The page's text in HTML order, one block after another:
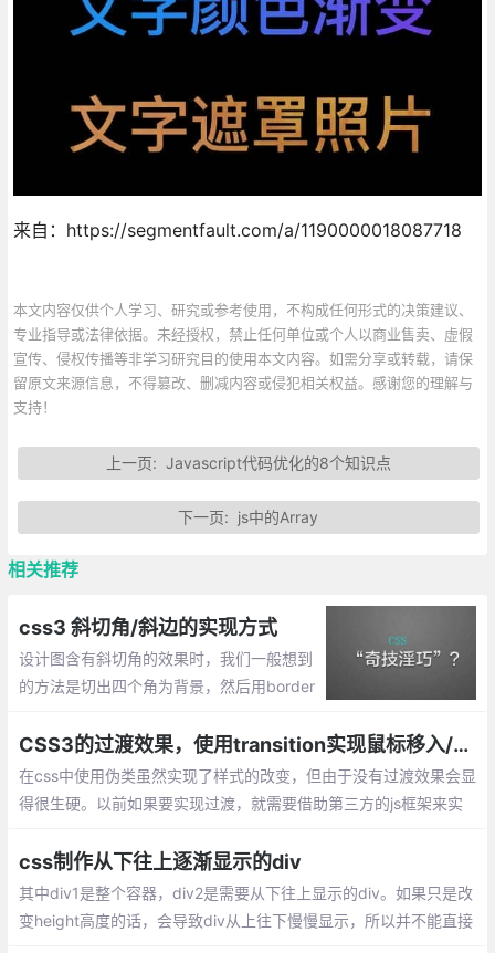
来自：https://segmentfault.com/a/1190000018087718
本文内容仅供个人学习、研究或参考使用，不构成任何形式的决策建议、
专业指导或法律依据。未经授权，禁止任何单位或个人以商业售卖、虚假
宣传、侵权传播等非学习研究目的使用本文内容。如需分享或转载，请保
留原文来源信息，不得篡改、删减内容或侵犯相关权益。感谢您的理解与
支持！
上一页: Javascript代码优化的8个知识点
下一页: js中的Array
相关推荐
css3 斜切角/斜边的实现方式
设计图含有斜切角的效果时，我们一般想到
的方法是切出四个角为背景，然后用border
接使用css呢？下面就整理css做斜边的效
果。
CSS3的过渡效果，使用transition实现鼠标移入/移出效果
在css中使用伪类虽然实现了样式的改变，但由于没有过渡效果会显
得很生硬。以前如果要实现过渡，就需要借助第三方的js框架来实
组样式平滑的切换到另一组样式。
css制作从下往上逐渐显示的div
其中div1是整个容器，div2是需要从下往上显示的div。如果只是改
变height高度的话，会导致div从上往下慢慢显示，所以并不能直接